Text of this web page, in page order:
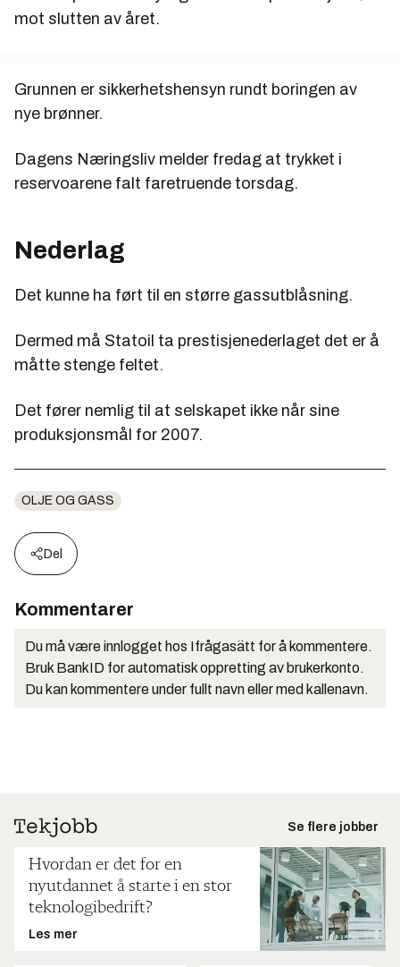
mot slutten av året.
Grunnen er sikkerhetshensyn rundt boringen av
nye brønner.
Dagens Næringsliv melder fredag at trykket i
reservoarene falt faretruende torsdag.
Nederlag
Det kunne ha ført til en større gassutblåsning.
Dermed må Statoil ta prestisjenederlaget det er å
måtte stenge feltet.
Det fører nemlig til at selskapet ikke når sine
produksjonsmål for 2007.
OLJE OG GASS
Del
Kommentarer
Du må være innlogget hos Ifrågasätt for å kommentere.
Bruk BankID for automatisk oppretting av brukerkonto.
Du kan kommentere under fullt navn eller med kallenavn.
Se flere jobber
Hvordan er det for en
nyutdannet å starte i en stor
teknologibedrift?
Les mer